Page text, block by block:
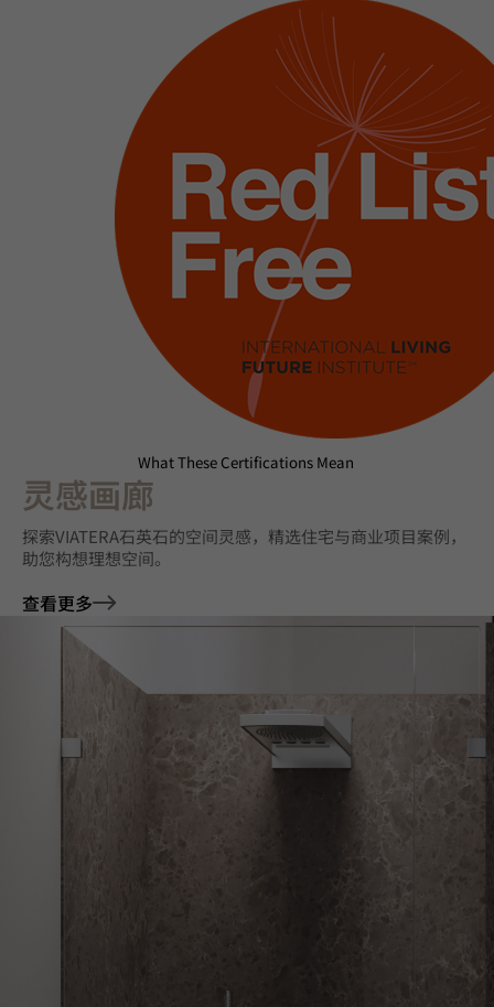
What These Certifications Mean
灵感画廊
探索VIATERA石英石的空间灵感，精选住宅与商业项目案例，
助您构想理想空间。
查看更多